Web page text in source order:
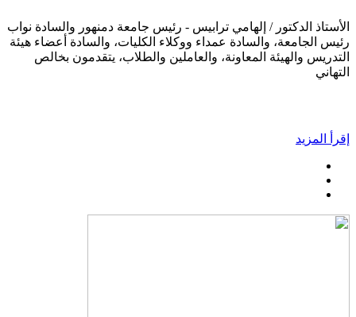
الأستاذ الدكتور / إلهامي ترابيس - رئيس جامعة دمنهور والسادة نواب
رئيس الجامعة، والسادة عمداء ووكلاء الكليات، والسادة أعضاء هيئة
التدريس والهيئة المعاونة، والعاملين والطلاب، يتقدمون بخالص
التهاني
إقرأ المزيد